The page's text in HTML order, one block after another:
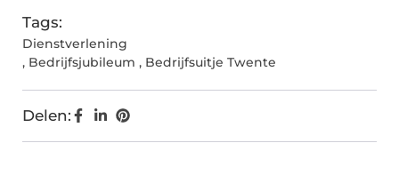
Tags:
Dienstverlening
, Bedrijfsjubileum , Bedrijfsuitje Twente
Delen: